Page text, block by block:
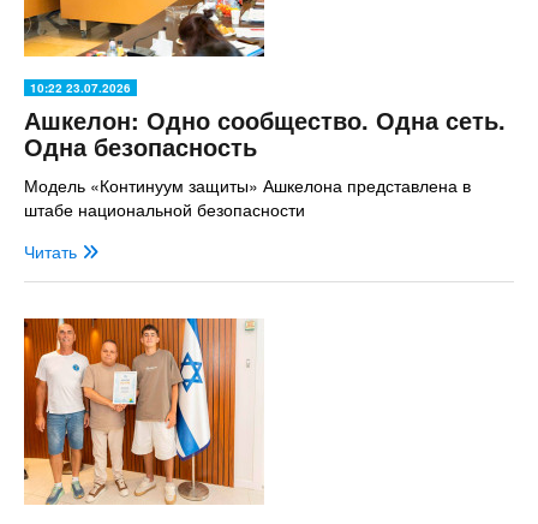
10:22 23.07.2026
Ашкелон: Одно сообщество. Одна сеть.
Одна безопасность
Модель «Континуум защиты» Ашкелона представлена в
штабе национальной безопасности
Читать